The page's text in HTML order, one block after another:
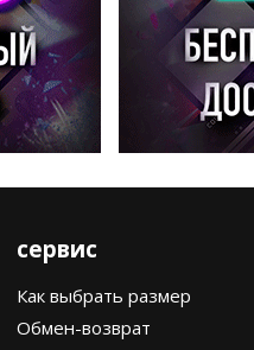
сервис
Как выбрать размер
Обмен-возврат